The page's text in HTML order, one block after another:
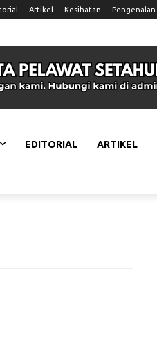
Artikel Kesihatan Pengenalan
EDITORIAL ARTIKEL